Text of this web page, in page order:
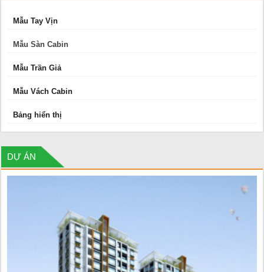
Mẫu Tay Vịn
Mẫu Sàn Cabin
Mẫu Trần Giả
Mẫu Vách Cabin
Bảng hiển thị
DỰ ÁN